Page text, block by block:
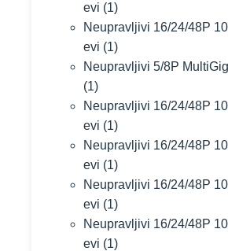
evi (1)
Neupravljivi 16/24/48P
evi (1)
Neupravljivi 5/8P
(1)
Neupravljivi 16/24/48P
evi (1)
Neupravljivi 16/24/48P
evi (1)
Neupravljivi 16/24/48P
evi (1)
Neupravljivi 16/24/48P
evi (1)